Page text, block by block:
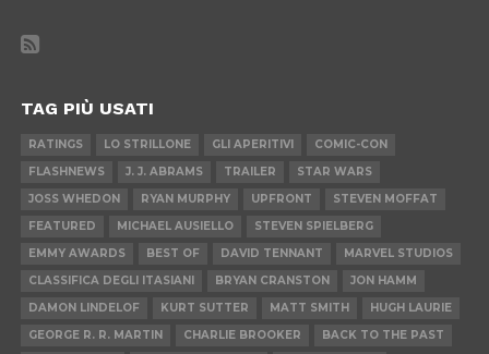
TAG PIÙ USATI
RATINGS LO STRILLONE GLI APERITIVI
COMIC-CON
FLASHNEWS
J. J. ABRAMS TRAILER
STAR WARS
JOSS WHEDON
RYAN MURPHY UPFRONT
STEVEN MOFFAT
FEATURED
MICHAEL AUSIELLO
STEVEN SPIELBERG
EMMY AWARDS
BEST OF DAVID TENNANT
MARVEL STUDIOS
CLASSIFICA DEGLI ITASIANI
BRYAN CRANSTON
JON HAMM
DAMON LINDELOF
KURT SUTTER MATT SMITH
HUGH LAURIE
GEORGE R. R. MARTIN
CHARLIE BROOKER BACK TO THE PAST